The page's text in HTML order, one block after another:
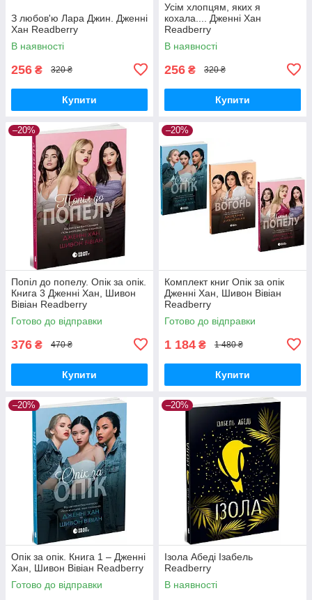
З любов'ю Лара Джин. Дженні
Хан Readberry
В наявності
256 ₴ 320 ₴
Купити
Усім хлопцям, яких я
кохала.... Дженні Хан
Readberry
В наявності
256 ₴ 320 ₴
Купити
–20%
Попіл до попелу. Опік за опік.
Книга 3 Дженні Хан, Шивон
Вівіан Readberry
Готово до відправки
376 ₴ 470 ₴
Купити
–20%
Комплект книг Опік за опік
Дженні Хан, Шивон Вівіан
Readberry
Готово до відправки
1 184 ₴ 1 480 ₴
Купити
–20%
Опік за опік. Книга 1 – Дженні
Хан, Шивон Вівіан Readberry
Готово до відправки
–20%
Ізола Абеді Ізабель
Readberry
В наявності